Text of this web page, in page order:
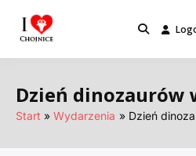
Miejsca które warto
Dzień dinozaurów
Start Wydarzenia Dzień